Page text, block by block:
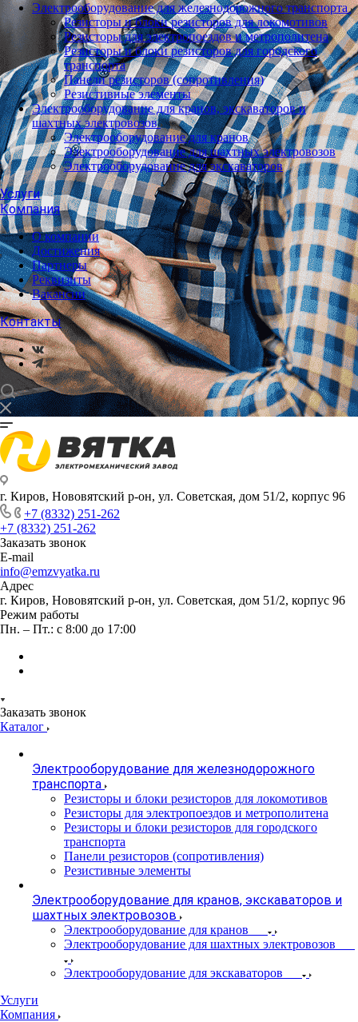
Электрооборудование для железнодорожного транспорта
Резисторы и блоки резисторов для локомотивов
Резисторы для электропоездов и метрополитена
Резисторы и блоки резисторов для городского
транспорта
Панели резисторов (сопротивления)
Резистивные элементы
Электрооборудование для кранов, экскаваторов и
шахтных электровозов
Электрооборудование для кранов
Электрооборудование для шахтных электровозов
Электрооборудование для экскаваторов
Услуги
Компания
О компании
Достижения
Партнеры
Реквизиты
Вакансии
Контакты
г. Киров, Нововятский р-он, ул. Советская, дом 51/2, корпус 96
+7 (8332) 251-262
+7 (8332) 251-262
Заказать звонок
E-mail
info@emzvyatka.ru
Адрес
г. Киров, Нововятский р-он, ул. Советская, дом 51/2, корпус 96
Режим работы
Пн. – Пт.: с 8:00 до 17:00
Заказать звонок
Каталог
Электрооборудование для железнодорожного
транспорта
Резисторы и блоки резисторов для локомотивов
Резисторы для электропоездов и метрополитена
Резисторы и блоки резисторов для городского
транспорта
Панели резисторов (сопротивления)
Резистивные элементы
Электрооборудование для кранов, экскаваторов и
шахтных электровозов
Электрооборудование для кранов
Электрооборудование для шахтных электровозов
Электрооборудование для экскаваторов
Услуги
Компания